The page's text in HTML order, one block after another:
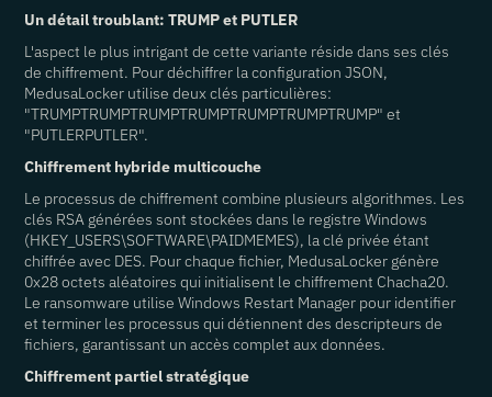
Un détail troublant: TRUMP et PUTLER
L'aspect le plus intrigant de cette variante réside dans ses clés
de chiffrement. Pour déchiffrer la configuration JSON,
MedusaLocker utilise deux clés particulières:
"TRUMPTRUMPTRUMPTRUMPTRUMPTRUMPTRUMP" et
"PUTLERPUTLER".
Chiffrement hybride multicouche
Le processus de chiffrement combine plusieurs algorithmes. Les
clés RSA générées sont stockées dans le registre Windows
(HKEY_USERS\SOFTWARE\PAIDMEMES), la clé privée étant
chiffrée avec DES. Pour chaque fichier, MedusaLocker génère
0x28 octets aléatoires qui initialisent le chiffrement Chacha20.
Le ransomware utilise Windows Restart Manager pour identifier
et terminer les processus qui détiennent des descripteurs de
fichiers, garantissant un accès complet aux données.
Chiffrement partiel stratégique